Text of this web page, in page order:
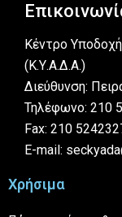
Κέντρο
(Κ.Υ.Α.Δ.Α.)
Διεύθυνση:
Τηλέφωνο: 210
Fax: 210
E-mail:
Χρήσιμα